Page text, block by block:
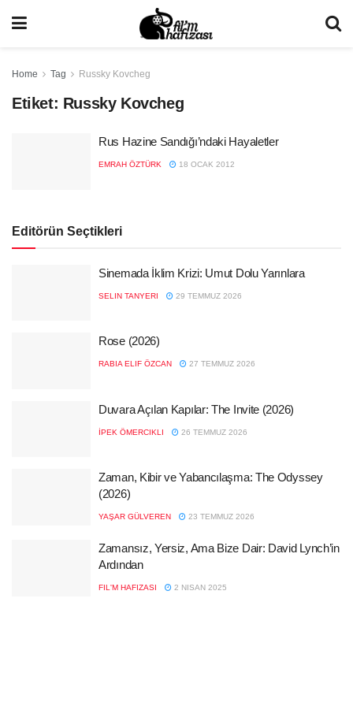
Home Tag Russky Kovcheg
Etiket: Russky Kovcheg
Rus Hazine Sandığı’ndaki Hayaletler
EMRAH ÖZTÜRK 18 OCAK 2012
Editörün Seçtikleri
Sinemada İklim Krizi: Umut Dolu Yarınlara
SELIN TANYERI 29 TEMMUZ 2026
Rose (2026)
RABIA ELIF ÖZCAN 27 TEMMUZ 2026
Duvara Açılan Kapılar: The Invite (2026)
İPEK ÖMERCIKLI 26 TEMMUZ 2026
Zaman, Kibir ve Yabancılaşma: The Odyssey
(2026)
YAŞAR GÜLVEREN 23 TEMMUZ 2026
Zamansız, Yersiz, Ama Bize Dair: David Lynch’in
Ardından
FIL'M HAFIZASI 2 NISAN 2025